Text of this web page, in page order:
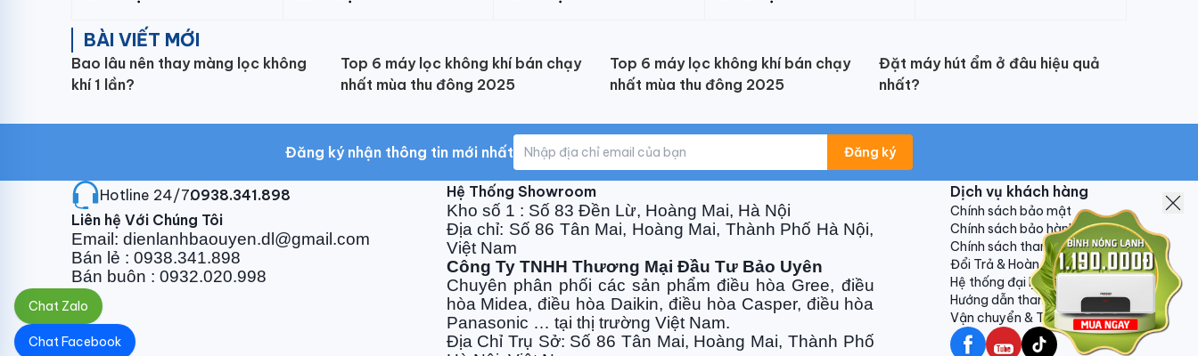
BÀI VIẾT MỚI
Bao lâu nên thay màng lọc không
khí 1 lần?
Top 6 máy lọc không khí bán chạy
nhất mùa thu đông 2025
Top 6 máy lọc không khí bán chạy
nhất mùa thu đông 2025
Đặt máy hút ẩm ở đâu hiệu quả
nhất?
Đăng ký nhận thông tin mới nhất Đăng ký
Hotline 24/7:0938.341.898
Liên hệ Với Chúng Tôi
Email: dienlanhbaouyen.dl@gmail.com
Bán lẻ : 0938.341.898
Bán buôn : 0932.020.998
Hệ Thống Showroom
Kho số 1 : Số 83 Đền Lừ, Hoàng Mai, Hà Nội
Địa chỉ: Số 86 Tân Mai, Hoàng Mai, Thành Phố Hà Nội,
Việt Nam
Công Ty TNHH Thương Mại Đầu Tư Bảo Uyên
Chuyên phân phối các sản phẩm điều hòa Gree, điều
hòa Midea, điều hòa Daikin, điều hòa Casper, điều hòa
Panasonic … tại thị trường Việt Nam.
Địa Chỉ Trụ Sở: Số 86 Tân Mai, Hoàng Mai, Thành Phố
Dịch vụ khách hàng
Chính sách bảo mật
Chính sách bảo hành
Chính sách thanh toán
Đổi Trả & Hoàn Tiền
Hệ thống đại lý
Hướng dẫn thanh toán VNPAY
Vận chuyển & Trả hàng
Chat Zalo
Chat Facebook